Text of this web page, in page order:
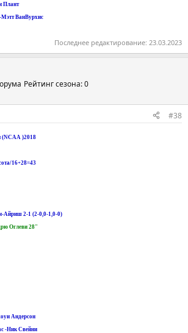
Плант
ВанВурхис
Последнее редактирование: 23.03.2023
Рейтинг сезона: 0
#38
(NCAA )2018
16+28=43
Айриш 2-1 (2-0,0-1,0-0)
Оглеви 28"
Андерсон
-Ник Свейни